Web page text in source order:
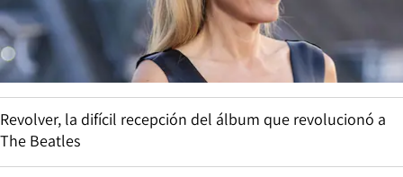
Revolver, la difícil recepción del álbum que revolucionó a
The Beatles